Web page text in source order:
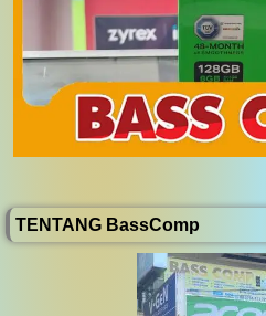
TENTANG BassComp